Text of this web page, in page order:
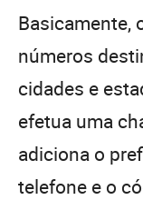
Basicamente,
números
cidades e
efetua uma
adiciona o
telefone e o